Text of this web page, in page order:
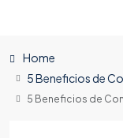
Home
5 Beneficios de
5 Beneficios de